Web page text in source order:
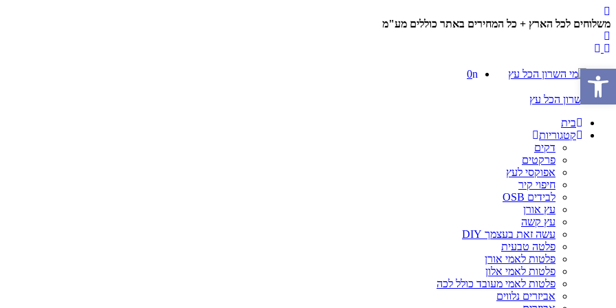
משלוחים לכל הארץ + כל המחירים באתר כוללים מע"מ
0
בית
קטגוריות
דקים
פרקטים
אפוקסי לעץ
חיפוי קיר
לבידים OSB
עץ אורן
עץ קשה
עשה זאת בעצמך DIY
פלטה טבעית
פלטות לאמי אורן
פלטות לאמי אלון
פלטות לאמי מעובד כולל לכה
אביזרים נלווים
פתח סרגל נגישות